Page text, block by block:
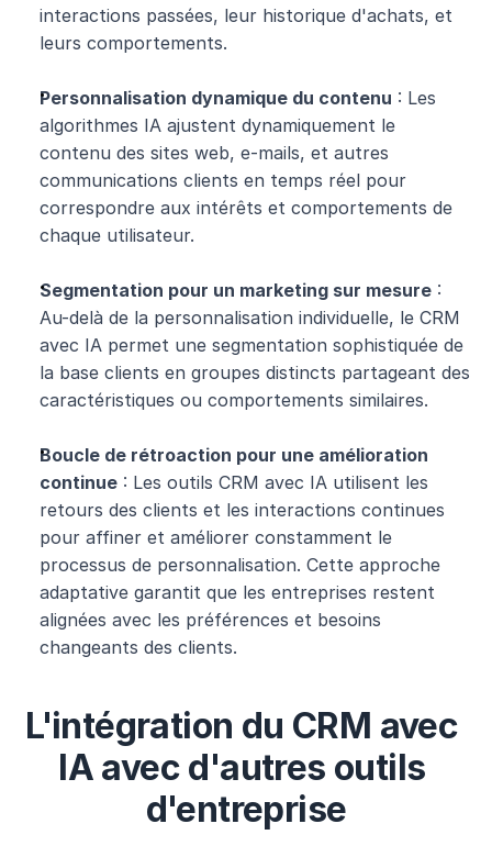
interactions passées, leur historique d'achats, et
leurs comportements.
Personnalisation dynamique du contenu : Les
algorithmes IA ajustent dynamiquement le
contenu des sites web, e-mails, et autres
communications clients en temps réel pour
correspondre aux intérêts et comportements de
chaque utilisateur.
Segmentation pour un marketing sur mesure :
Au-delà de la personnalisation individuelle, le CRM
avec IA permet une segmentation sophistiquée de
la base clients en groupes distincts partageant des
caractéristiques ou comportements similaires.
Boucle de rétroaction pour une amélioration
continue : Les outils CRM avec IA utilisent les
retours des clients et les interactions continues
pour affiner et améliorer constamment le
processus de personnalisation. Cette approche
adaptative garantit que les entreprises restent
alignées avec les préférences et besoins
changeants des clients.
L'intégration du CRM avec
IA avec d'autres outils
d'entreprise